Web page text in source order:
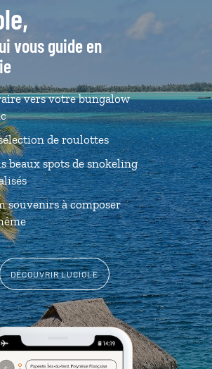
vous guide en
vers votre bungalow
de roulottes
beaux spots de snokeling
souvenirs à composer
DÉCOUVRIR LUCIOLE